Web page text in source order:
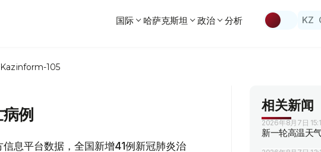
国际 哈萨克斯坦 政治 分析 KZ
Kazinform-105
例
息平台数据，全国新增41例新冠肺炎治
相关新闻
2026年8月7日
新一轮高温天